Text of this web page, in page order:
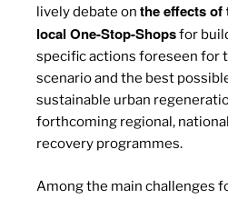
lively debate on the effects of
local One-Stop-Shopsfor
specific actions foreseen for
scenario and the best
sustainable urban
forthcoming regional,
recovery programmes.
Among the main challenges